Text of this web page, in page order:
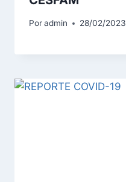
Poradmin 28/02/2023